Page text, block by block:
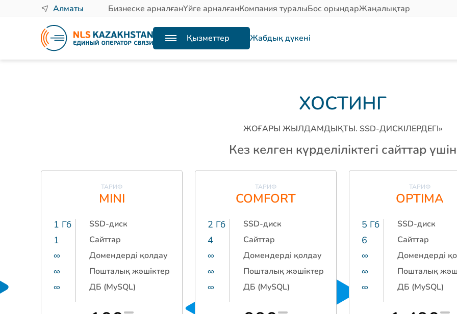
Алматы Бизнеске арналғанҮйге арналғанКомпания туралыБос орындарЖаңалықтар
Қызметтер Жабдық дүкені
ХОСТИНГ
ЖОҒАРЫ ЖЫЛДАМДЫҚТЫ. SSD-ДИСКІЛЕРДЕГІ»
Кез келген күрделіліктегі сайттар үшін
ТАРИФ
MINI
1 Гб
1
∞
∞
∞
SSD-диск
Сайттар
Домендерді қолдау
Пошталық жәшіктер
ДБ (MySQL)
ТАРИФ
COMFORT
2 Гб
4
∞
∞
∞
SSD-диск
Сайттар
Домендерді қолдау
Пошталық жәшіктер
ДБ (MySQL)
ТАРИФ
OPTIMA
5 Гб
6
∞
∞
∞
SSD-диск
Сайттар
Домендерді
Пошталық
ДБ (MySQL)